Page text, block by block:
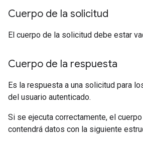
Cuerpo de la solicitud
El cuerpo de la solicitud debe estar
Cuerpo de la respuesta
Es la respuesta a una solicitud para
del usuario autenticado.
Si se ejecuta correctamente, el
contendrá datos con la siguiente